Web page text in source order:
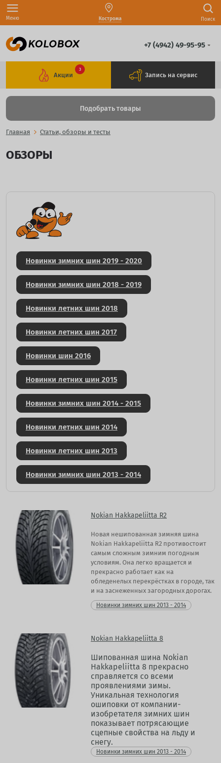
Меню Кострома Поиск
+7 (4942) 49-95-95
Акции
3
Запись на сервис
Подобрать товары
Главная Статьи, обзоры и тесты
ОБЗОРЫ
Новинки зимних шин 2019 - 2020
Новинки зимних шин 2018 - 2019
Новинки летних шин 2018
Новинки летних шин 2017
Новинки шин 2016
Новинки летних шин 2015
Новинки зимних шин 2014 - 2015
Новинки летних шин 2014
Новинки летних шин 2013
Новинки зимних шин 2013 - 2014
Nokian Hakkapeliitta R2
Новая нешипованная зимняя шина
Nokian Hakkapeliitta R2 противостоит
самым сложным зимним погодным
условиям. Она легко вращается и
прекрасно работает как на
обледенелых перекрёстках в городе, так
и на заснеженных загородных дорогах.
Новинки зимних шин 2013 - 2014
Nokian Hakkapeliitta 8
Шипованная шина Nokian
Hakkapeliitta 8 прекрасно
справляется со всеми
проявлениями зимы.
Уникальная технология
ошиповки от компании-
изобретателя зимних шин
показывает потрясающие
сцепные свойства на льду и
снегу.
Новинки зимних шин 2013 - 2014